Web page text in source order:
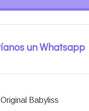
un Whatsapp
Babyliss